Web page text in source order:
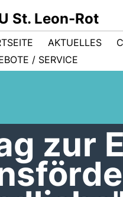
St. Leon-Rot
AKTUELLES
/ SERVICE
zur